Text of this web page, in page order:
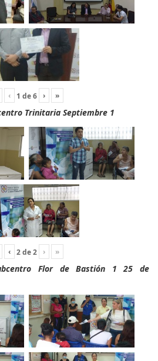
‹ 1 de6 › »
Trinitaria Septiembre 1
‹ 2de2 › »
Flor de Bastión 1 25 de